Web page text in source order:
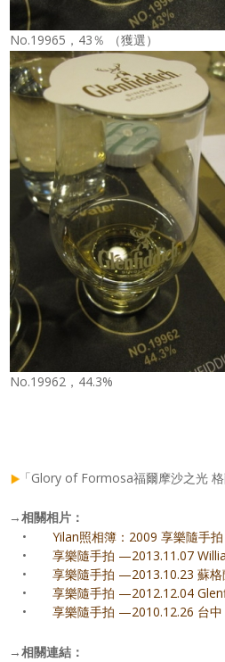
No.19965，43％ （獲選）
No.19962，44.3%
「Glory of Formosa福爾摩沙之光
→相關相片：
•
Yilan照相簿：2009 享樂隨手
•
享樂隨手拍 —2013.11.07
•
享樂隨手拍 —2013.10.23 蘇
•
享樂隨手拍 —2012.12.04
•
享樂隨手拍 —2010.12.26 台中
→相關連結：